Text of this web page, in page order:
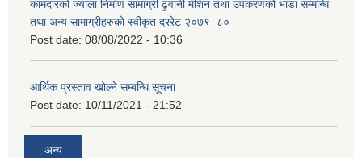
कामदारको ज्याला निर्माण सामाग्री ढुवानी मेशिन तथा उपकरणको भाडा सम्मन्धि
तथा अन्य सामाग्रीहरुको स्वीकृत दररेट २०७९–८०
Post date: 08/08/2022 - 10:36
आर्थिक प्रस्ताव खोल्ने सम्बन्धि सूचना
Post date: 10/11/2021 - 21:52
अन्य